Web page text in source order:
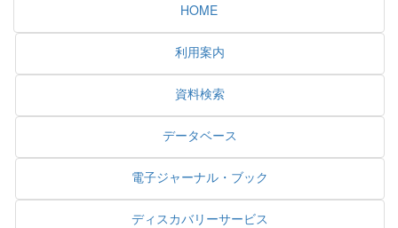
HOME
利用案内
資料検索
データベース
電子ジャーナル・ブック
ディスカバリーサービス